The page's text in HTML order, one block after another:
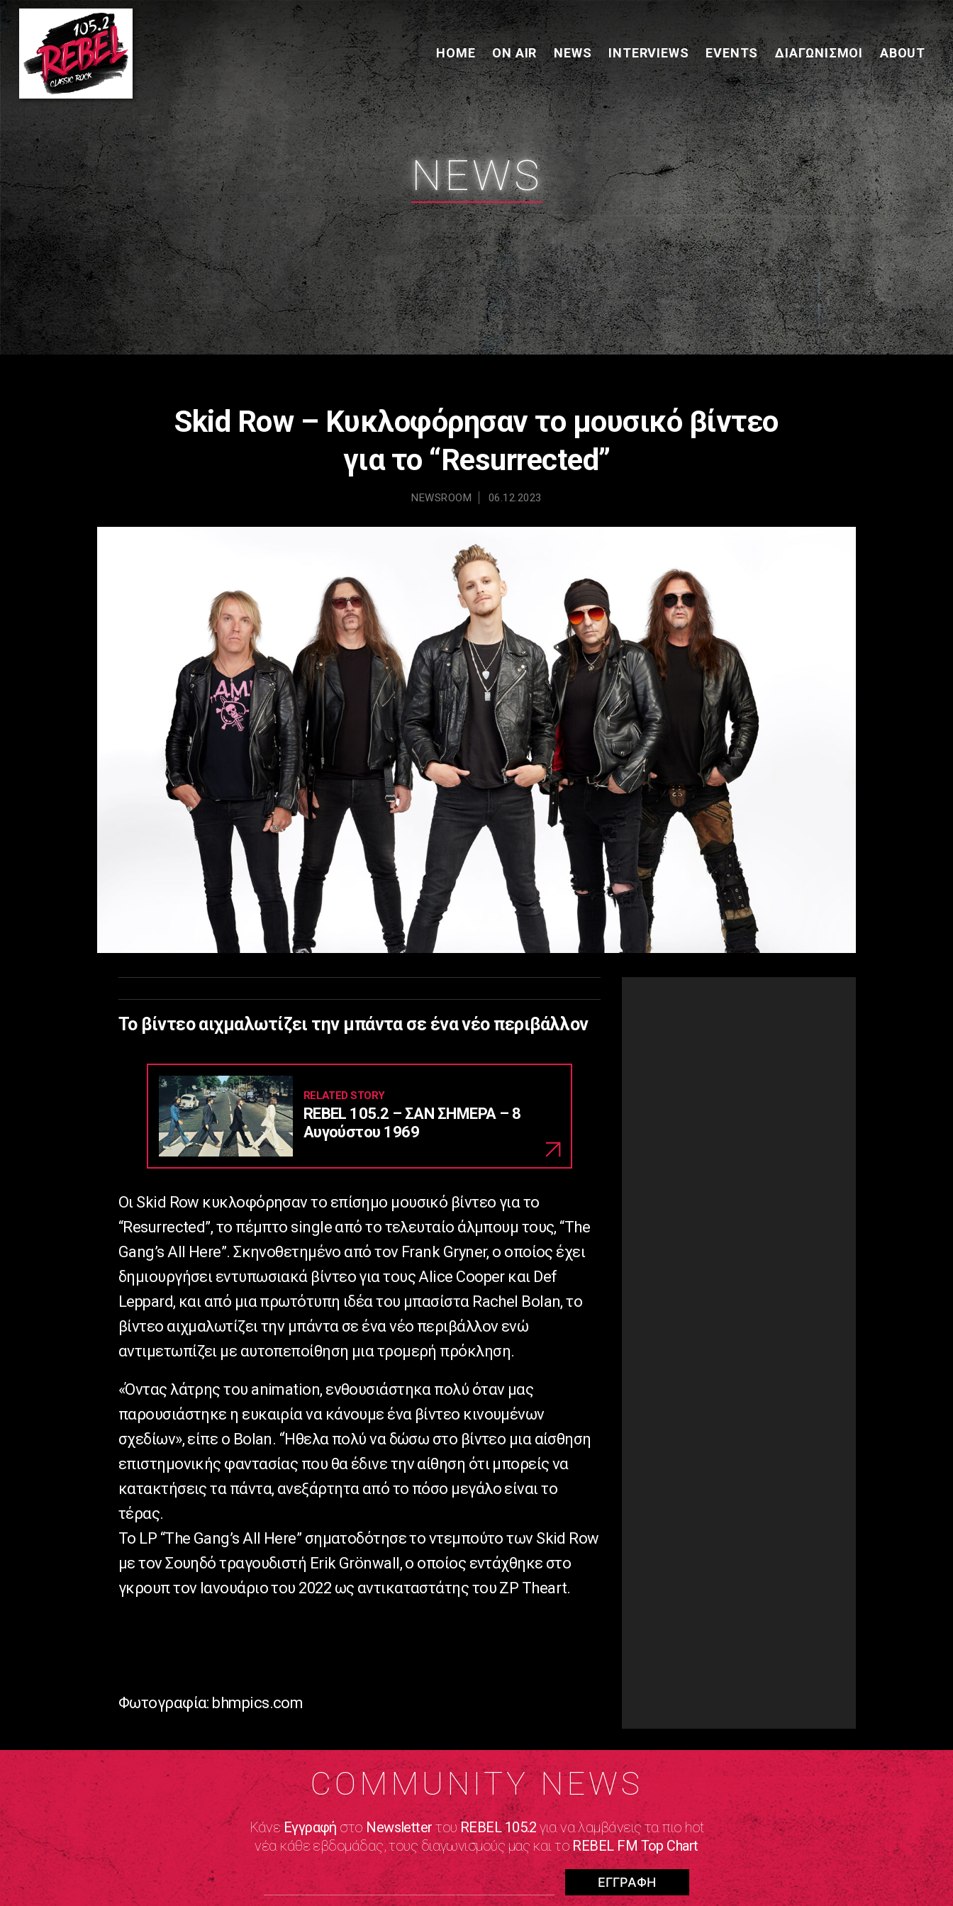
HOME ON AIR NEWS INTERVIEWS EVENTS ΔΙΑΓΩΝΙΣΜΟΊ ABOUT
NEWS
Skid Row – Κυκλοφόρησαν το μουσικό βίντεο
για το “Resurrected”
NEWSROOM 06.12.2023
Το βίντεο αιχμαλωτίζει την μπάντα σε ένα νέο περιβάλλον
RELATED STORY
REBEL 105.2 – ΣΑΝ ΣΗΜΕΡΑ – 8
Αυγούστου 1969
Οι Skid Row κυκλοφόρησαν το επίσημο μουσικό βίντεο για το
“Resurrected”, το πέμπτο single από το τελευταίο άλμπουμ τους, “The
Gang’s All Here”. Σκηνοθετημένο από τον Frank Gryner, ο οποίος έχει
δημιουργήσει εντυπωσιακά βίντεο για τους Alice Cooper και Def
Leppard, και από μια πρωτότυπη ιδέα του μπασίστα Rachel Bolan, το
βίντεο αιχμαλωτίζει την μπάντα σε ένα νέο περιβάλλον ενώ
αντιμετωπίζει με αυτοπεποίθηση μια τρομερή πρόκληση.
«Όντας λάτρης του animation, ενθουσιάστηκα πολύ όταν μας
παρουσιάστηκε η ευκαιρία να κάνουμε ένα βίντεο κινουμένων
σχεδίων», είπε ο Bolan. “Ήθελα πολύ να δώσω στο βίντεο μια αίσθηση
επιστημονικής φαντασίας που θα έδινε την αίθηση ότι μπορείς να
κατακτήσεις τα πάντα, ανεξάρτητα από το πόσο μεγάλο είναι το
τέρας.
Το LP “The Gang’s All Here” σηματοδότησε το ντεμπούτο των Skid Row
με τον Σουηδό τραγουδιστή Erik Grönwall, ο οποίος εντάχθηκε στο
γκρουπ τον Ιανουάριο του 2022 ως αντικαταστάτης του ZP Theart.
Φωτογραφία: bhmpics.com
COMMUNITY NEWS
ΚάνεΕγγραφή στο Newsletter τουREBEL 105.2 για να λαμβάνεις τα πιο hot
νέα κάθε εβδομάδας, τους διαγωνισμούς μας και τοREBEL FM Top Chart